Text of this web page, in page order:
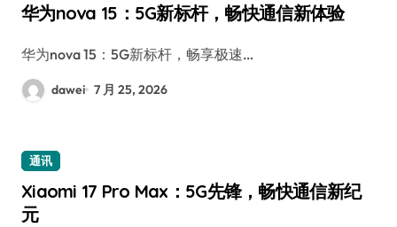
华为nova 15：5G新标杆，畅快通信新体验
华为nova 15：5G新标杆，畅享极速…
dawei 7 月 25, 2026
通讯
Xiaomi 17 Pro Max：5G先锋，畅快通信新纪
元